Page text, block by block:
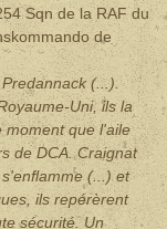
Sqn de la RAF du
de
(...).
Uni, ils la
moment que l'aile
de DCA. Craignat
(...) et
ils repérèrent
sécurité. Un